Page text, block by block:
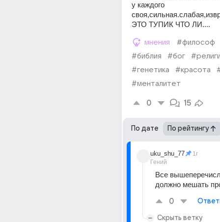
у каждого
ЭТО ТУПИК ЧТО ЛИ....
мнения
#философ
#библия
#бог
#генетика
#красота
#менталитет
0 15
По дате По рейтингу
uku_shu_77
Гений
1г
Все
должно мешать
0
Скрыть ветку